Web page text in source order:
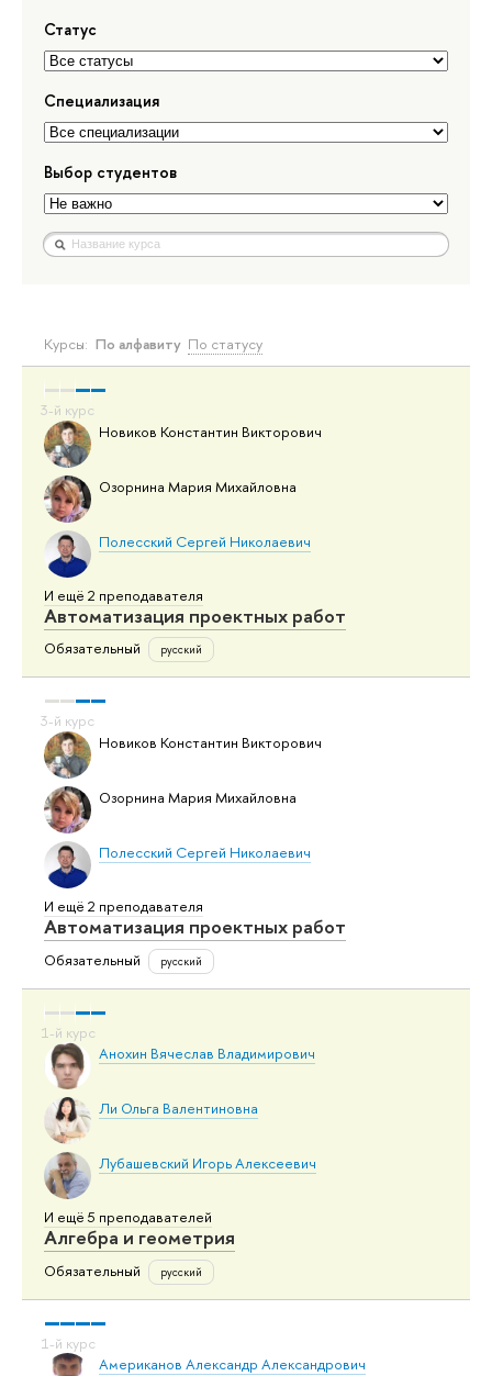
Статус
Специализация
Выбор студентов
Курсы: По алфавиту По статусу
Новиков Константин Викторович
Озорнина Мария Михайловна
Полесский Сергей Николаевич
И ещё 2 преподавателя
Автоматизация проектных работ
Обязательный русский
Новиков Константин Викторович
Озорнина Мария Михайловна
Полесский Сергей Николаевич
И ещё 2 преподавателя
Автоматизация проектных работ
Обязательный русский
Анохин Вячеслав Владимирович
Ли Ольга Валентиновна
Лубашевский Игорь Алексеевич
И ещё 5 преподавателей
Алгебра и геометрия
Обязательный русский
Американов Александр Александрович